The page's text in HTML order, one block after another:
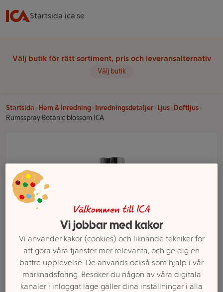
Startsida ica.se
Välj butik för rätt sortiment, pris och leveransalternativ
Välj butik
Startsida Hem & Inredning Inredningsdetaljer Ljus
Doftljus
Rumsspray Botanic blossom ICA
Välkommen till ICA
Vi jobbar med kakor
Vi använder kakor (cookies) och liknande tekniker för
att göra våra tjänster mer relevanta, och ge dig en
bättre upplevelse. De används också som hjälp i vår
marknadsföring. Besöker du någon av våra digitala
kanaler i inloggat läge gäller dina inställningar i alla